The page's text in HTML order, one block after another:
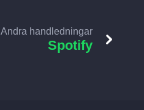
Andra handledningar
Spotify